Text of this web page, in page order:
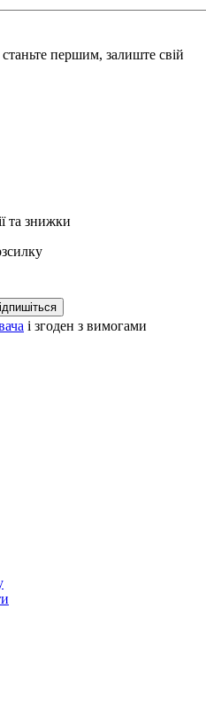
першим, залиште свій
та знижки
і згоден з вимогами